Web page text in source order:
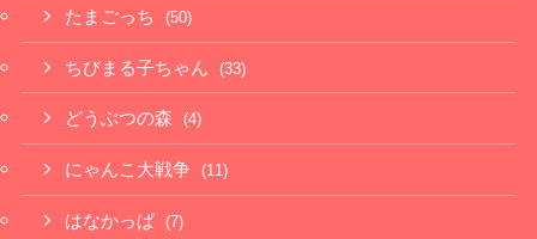
たまごっち (50)
ちびまる子ちゃん (33)
どうぶつの森 (4)
にゃんこ大戦争 (11)
はなかっぱ (7)